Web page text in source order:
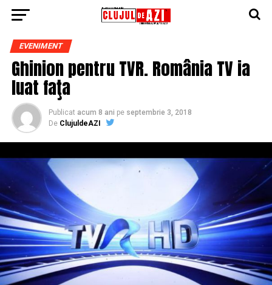
EVENIMENT
Ghinion pentru TVR. România TV ia
luat faţa
Publicat acum 8 ani pe septembrie 3, 2018
De ClujuldeAZI